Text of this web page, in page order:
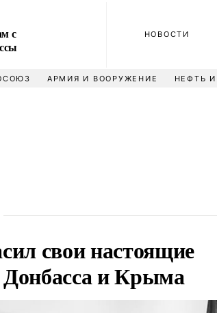
с
НОВОСТИ
АРМИЯ И ВООРУЖЕНИЕ НЕФТЬ
свои настоящие
и Крыма